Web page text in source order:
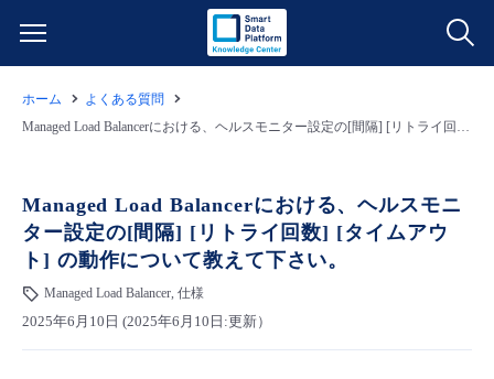
サービス一覧
クラウド/サーバー
ネットワーク
データ利活用
クラウド/サーバー
料金情報
料金シミュレーター
ご利用開始ガイド
ホーム
よくある質問
Managed Load Balancerにおける、ヘルスモニター設定の[間隔] [リトライ回数] [タイムアウト] の動作について教えて下さい。
Managed Load Balancerにおける、ヘルスモニ
ター設定の[間隔] [リトライ回数] [タイムアウ
ト] の動作について教えて下さい。
Managed Load Balancer, 仕様
2025年6月10日 (2025年6月10日:更新）